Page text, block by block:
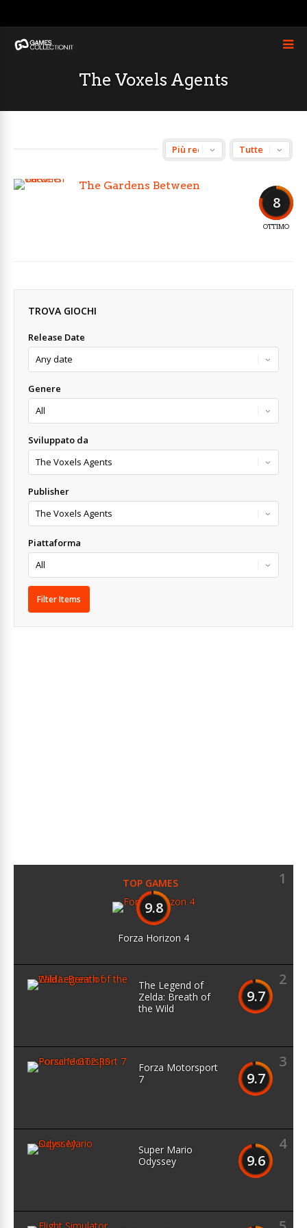
The Voxels Agents
8
OTTIMO
The Gardens Between
TROVA GIOCHI
Release Date
Genere
Sviluppato da
Publisher
Piattaforma
TOP GAMES
1
9.8
Forza Horizon 4
2
9.7
The Legend of
Zelda: Breath of
the Wild
3
9.7
Forza Motorsport
7
4
9.6
Super Mario
Odyssey